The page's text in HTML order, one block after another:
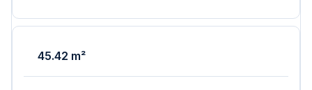
45.42 m²